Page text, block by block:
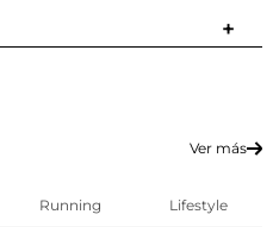
+
Ver más
Running Lifestyle